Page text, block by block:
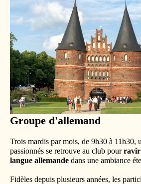
Groupe d'allemand
Trois mardis par mois, de 9h30 à 11h30,
passionnés se retrouve au club pourravir
langue allemande dans une ambiance
Fidèles depuis plusieurs années, les